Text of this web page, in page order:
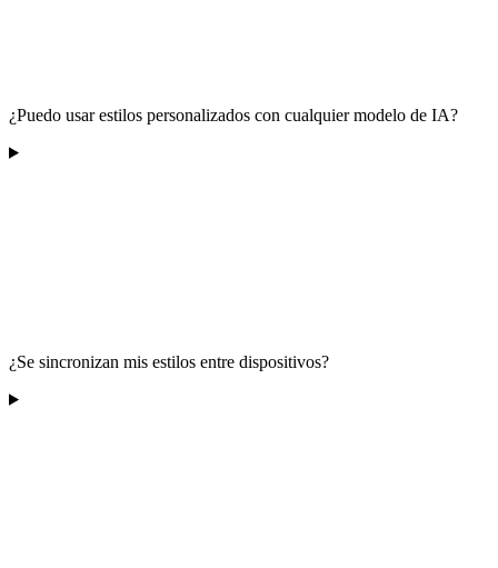
¿Puedo usar estilos personalizados con cualquier modelo de IA?
¿Se sincronizan mis estilos entre dispositivos?